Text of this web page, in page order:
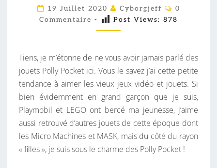
P
O
L
Y
P
O
C
K
E
T
S
19 Juillet 2020 Cyborgjeff
C
M
A
I
R
E
S
0
Commentaire - Post Views: 878
Tiens, je m’étonne de ne vous avoir jamais parlé des
jouets Polly Pocket ici. Vous le savez j’ai cette petite
tendance à aimer les vieux jeux vidéo et jouets. Si
bien évidemment en grand garçon que je suis,
Playmobil et LEGO ont bercé ma jeunesse, j’aime
aussi retrouvé d’autres jouets de cette époque dont
les Micro Machines et MASK, mais du côté du rayon
« filles », je suis sous le charme des Polly Pocket !